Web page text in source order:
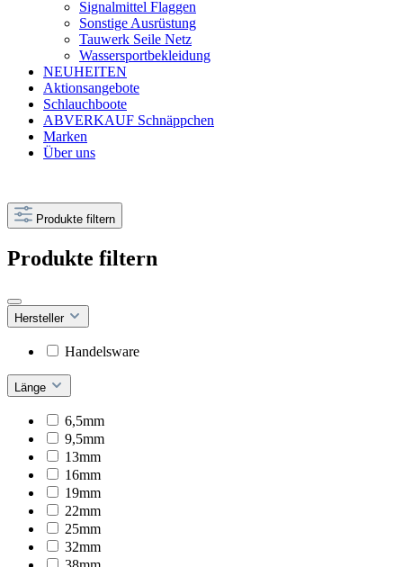
Signalmittel Flaggen
Sonstige Ausrüstung
Tauwerk Seile Netz
Wassersportbekleidung
NEUHEITEN
Aktionsangebote
Schlauchboote
ABVERKAUF Schnäppchen
Marken
Über uns
Produkte filtern
Produkte filtern
Hersteller
Handelsware
Länge
6,5mm
9,5mm
13mm
16mm
19mm
22mm
25mm
32mm